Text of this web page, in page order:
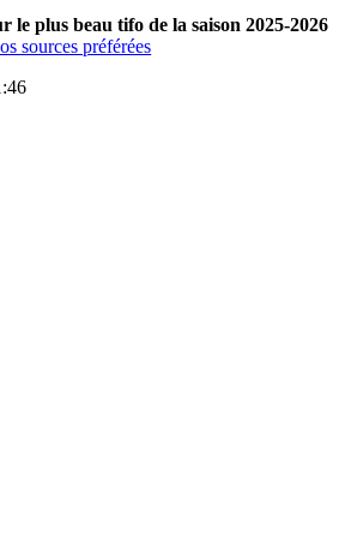
le plus beau tifo de la saison 2025-2026
sources préférées